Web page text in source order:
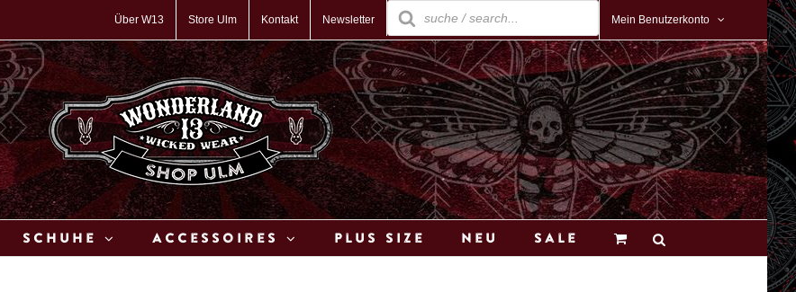
Über W13 Store Ulm Kontakt Newsletter
Products
search
Mein Benutzerkonto
Schuhe Accessoires Plus Size Neu Sale